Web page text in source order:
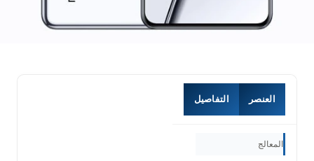
العنصر التفاصيل
المعالج